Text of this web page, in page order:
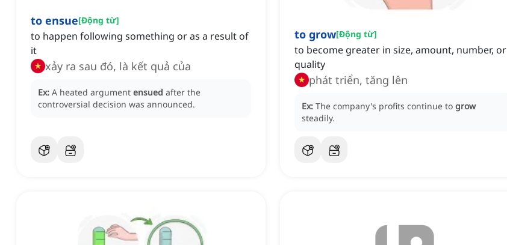
to ensue[Động từ]
to happen following something or as a result of
it
xảy ra sau đó, là kết quả của
Ex: A heated argument ensued after the
controversial decision was announced.
to grow[Động từ]
to become greater in size, amount, number, or
quality
phát triển, tăng lên
Ex: The company's profits continue to grow
steadily.